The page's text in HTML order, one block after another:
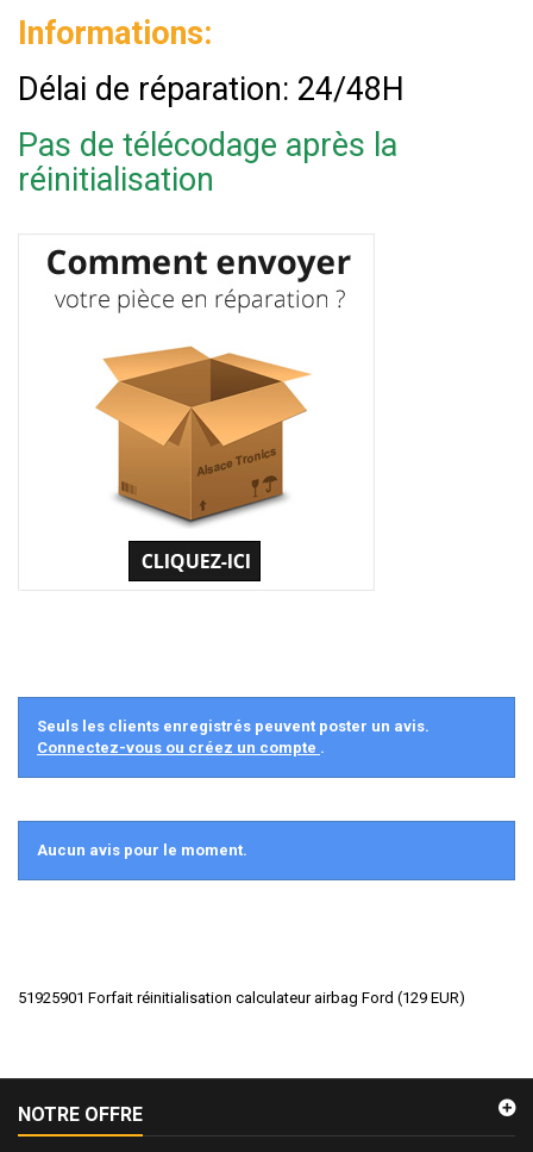
Informations:
Délai de réparation: 24/48H
Pas de télécodage après la
réinitialisation
Seuls les clients enregistrés peuvent poster un avis.
Connectez-vous ou créez un compte .
Aucun avis pour le moment.
51925901 Forfait réinitialisation calculateur airbag Ford (129 EUR)
NOTRE OFFRE